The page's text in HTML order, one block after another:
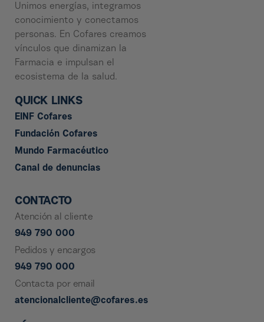
Unimos energías, integramos
conocimiento y conectamos
personas. En Cofares creamos
vínculos que dinamizan la
Farmacia e impulsan el
ecosistema de la salud.
QUICK LINKS
EINF Cofares
Fundación Cofares
Mundo Farmacéutico
Canal de denuncias
CONTACTO
Atención al cliente
949 790 000
Pedidos y encargos
949 790 000
Contacta por email
atencionalcliente@cofares.es